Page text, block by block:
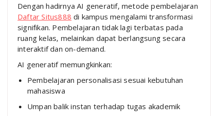
Dengan hadirnya AI generatif, metode pembelajaran
Daftar Situs888 di kampus mengalami transformasi
signifikan. Pembelajaran tidak lagi terbatas pada
ruang kelas, melainkan dapat berlangsung secara
interaktif dan on-demand.
AI generatif memungkinkan:
Pembelajaran personalisasi sesuai kebutuhan
mahasiswa
Umpan balik instan terhadap tugas akademik